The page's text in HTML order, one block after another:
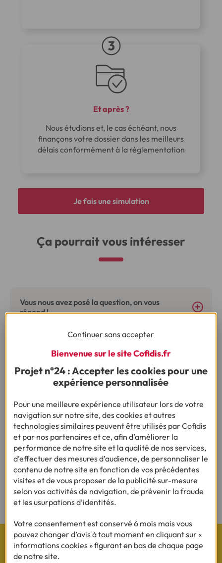
Et après ?
Nous étudions et, le cas échéant, nous
finançons votre dossier dans les meilleurs
délais conformément à la réglementation
Je fais une simulation
Ça pourrait vous intéresser
Vous nous avez posé la question, on vous
répond !
Besoin d’autres conseils sur le même thème ?
Besoin d'en savoir plus sur le crédit ?
(1) Vous recevrez ensuite un contrat pré-rempli qu'il vous faudra nous
renvoyer complété, daté, signé et accompagné des justificatifs demandés en
vue d'une acceptation définitive.
(2) Sous réserve d’acceptation de votre dossier et à l’issue du délai légal de
rétractation.
Continuer sans accepter
Bienvenue sur le site Cofidis.fr
Projet n°24 : Accepter les cookies pour une
expérience personnalisée
Pour une meilleure expérience utilisateur lors de votre
navigation sur notre site, des cookies et autres
technologies similaires peuvent être utilisés par Cofidis
et par nos partenaires et ce, afin d’améliorer la
performance de notre site et la qualité de nos services,
d’effectuer des mesures d’audience, de personnaliser le
contenu de notre site en fonction de vos précédentes
visites et de vous proposer de la publicité sur-mesure
selon vos activités de navigation, de prévenir la fraude
et les usurpations d’identités.
Votre consentement est conservé 6 mois mais vous
pouvez changer d’avis à tout moment en cliquant sur «
informations cookies » figurant en bas de chaque page
de notre site.